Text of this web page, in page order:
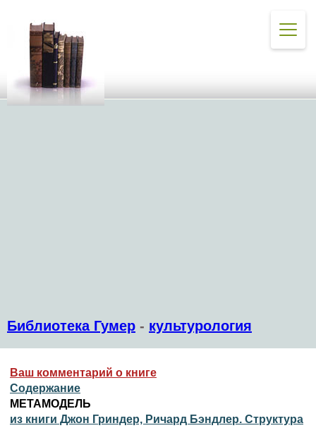
Библиотека Гумер - культурология
Ваш комментарий о книге
Содержание
МЕТАМОДЕЛЬ
из книги Джон Гриндер, Ричард Бэндлер. Структура